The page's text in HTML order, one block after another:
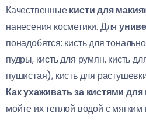
Качественныекисти для
нанесения косметики. Для
понадобятся: кисть для
пудры, кисть для румян, кисть
пушистая), кисть для
Как ухаживать за кистями
мойте их теплой водой с